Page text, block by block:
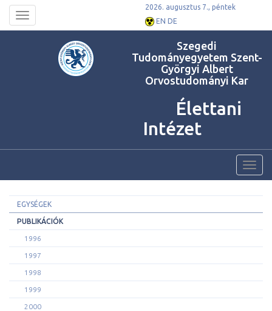
Toggle
navigation
2026. augusztus 7., péntek
EN DE
Szegedi
Tudományegyetem Szent-
Györgyi Albert
Orvostudományi Kar
Élettani
Intézet
EGYSÉGEK
PUBLIKÁCIÓK
1996
1997
1998
1999
2000